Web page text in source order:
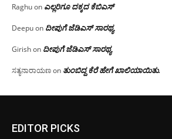
Raghuon ಎಲ್ಲರಿಗೂ ದಕ್ಕದ ಕೆಬಿಎಸ್
Deepuon ದೀಪುಗೆ ಜೆಡಿಎಸ್ ಸಾರಥ್ಯ
Girishon ದೀಪುಗೆ ಜೆಡಿಎಸ್ ಸಾರಥ್ಯ
ಸತ್ಯನಾರಾಯಣon ತುಂಬಿದ್ದ ಕೆರೆ ಹೇಗೆ ಖಾಲಿಯಾಯಿತು.
EDITOR PICKS